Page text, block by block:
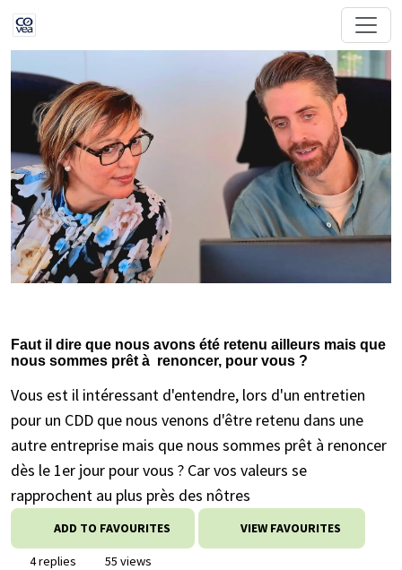
Faut il dire que nous avons été retenu ailleurs mais que
nous sommes prêt à renoncer, pour vous ?
Vous est il intéressant d'entendre, lors d'un entretien
pour un CDD que nous venons d'être retenu dans une
autre entreprise mais que nous sommes prêt à renoncer
dès le 1er jour pour vous ? Car vos valeurs se
rapprochent au plus près des nôtres
ADD TO FAVOURITES VIEW FAVOURITES
4 replies
55 views